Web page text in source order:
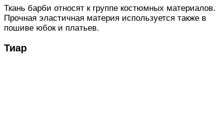
Ткань барби относят к группе костюмных материалов.
Прочная эластичная материя используется также в
пошиве юбок и платьев.
Тиар